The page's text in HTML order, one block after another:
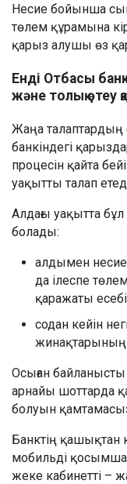
Несие бойынша
төлем құрамына
қарыз алушы өз
Енді Отбасы
және толық өтеу
Жаңа талаптардың
банкіндегі
процесін қайта
уақытты талап
Алдағы уақытта
болады:
алдымен
да ілеспе
қаражаты
содан кейін
жинақтарының
Осыған байланысты
арнайы шоттарда
болуын
Банктің қашықтан
мобильді
жеке кабинетті –